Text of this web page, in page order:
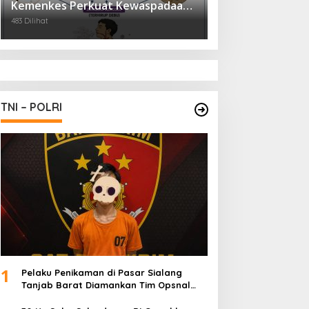
Kemenkes Perkuat Kewaspadaan
Virus Hanta
483 Dilihat
TNI – POLRI
1
Pelaku Penikaman di Pasar Sialang
Tanjab Barat Diamankan Tim Opsnal